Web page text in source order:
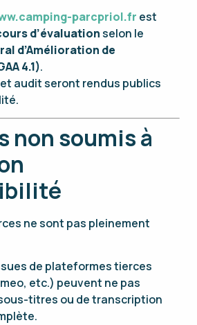
parcpriol.fr est
d’évaluationselon le
d’Amélioration de
4.1).
audit seront rendus publics
non soumis à
ne sont pas pleinement
de plateformes tierces
etc.) peuvent ne pas
titres ou de transcription